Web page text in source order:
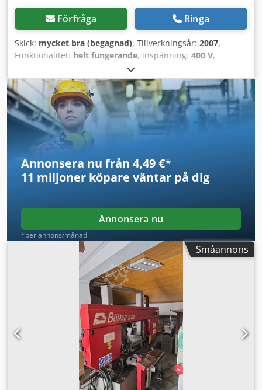
Förfråga Ringa
Skick: mycket bra (begagnad), Tillverkningsår: 2007,
Funktionalitet: helt fungerande, inspänning: 400 V,
, klippbredd (max.):
Kapacitet för kapning av rundstål vid 90°:460 mm,
slaglängd:600 mm, Bomar Compact 460A Crsdpfx
Ahjxzymwogof Tillverkningsår: 2007 2 m banor 3 m banor
Spåntransportör Priset är utan demontering och lastning
Annonsera nu från 4,49 €*
11 miljoner köpare väntar på dig
Annonsera nu
*per annons/månad
Småannons